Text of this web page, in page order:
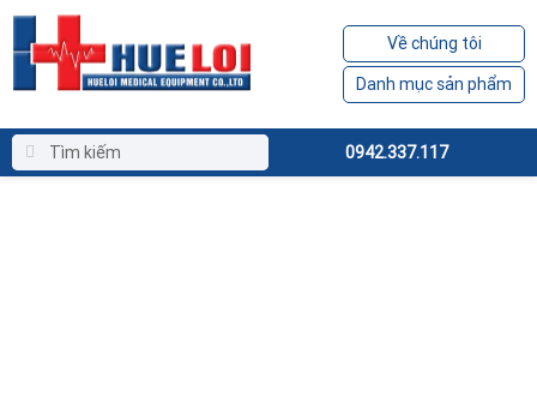
Về chúng tôi
Danh mục sản phẩm
0942.337.117